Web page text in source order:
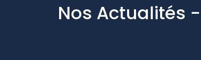
Nos Actualités